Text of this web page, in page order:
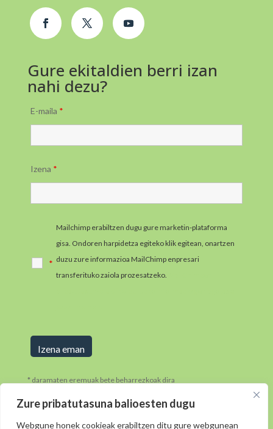
Zure pribatutasuna balioesten dugu
Webgune honek cookieak erabiltzen ditu gure webgunean
Gure ekitaldien berri izan
nahi dezu?
* daramaten eremuak bete beharrezkoak dira
E-maila *
Izena *
*
Mailchimp erabiltzen dugu gure marketin-plataforma
gisa. Ondoren harpidetza egiteko klik egitean, onartzen
duzu zure informazioa MailChimp enpresari
transferituko zaiola prozesatzeko.